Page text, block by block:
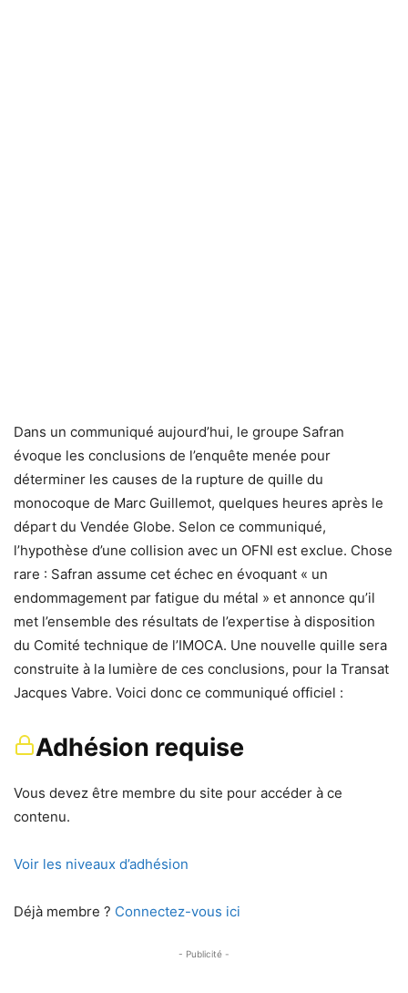
Dans un communiqué aujourd’hui, le groupe Safran
évoque les conclusions de l’enquête menée pour
déterminer les causes de la rupture de quille du
monocoque de Marc Guillemot, quelques heures après le
départ du Vendée Globe. Selon ce communiqué,
l’hypothèse d’une collision avec un OFNI est exclue. Chose
rare : Safran assume cet échec en évoquant « un
endommagement par fatigue du métal » et annonce qu’il
met l’ensemble des résultats de l’expertise à disposition
du Comité technique de l’IMOCA. Une nouvelle quille sera
construite à la lumière de ces conclusions, pour la Transat
Jacques Vabre. Voici donc ce communiqué officiel :
Adhésion requise
Vous devez être membre du site pour accéder à ce
contenu.
Voir les niveaux d’adhésion
Déjà membre ? Connectez-vous ici
- Publicité -